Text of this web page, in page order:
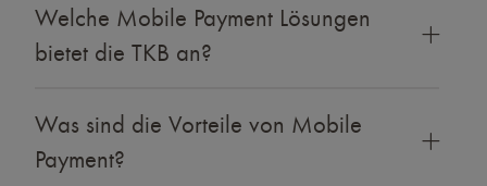
Welche Mobile Payment Lösungen
bietet die TKB an?
Was sind die Vorteile von Mobile
Payment?